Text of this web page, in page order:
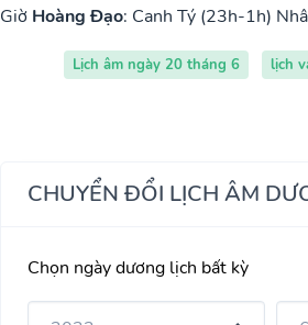
Giờ Hoàng Đạo: Canh Tý (23h-1h)
Lịch âm ngày 20 tháng 6 lịch
CHUYỂN ĐỔI LỊCH ÂM
Chọn ngày dương lịch bất kỳ